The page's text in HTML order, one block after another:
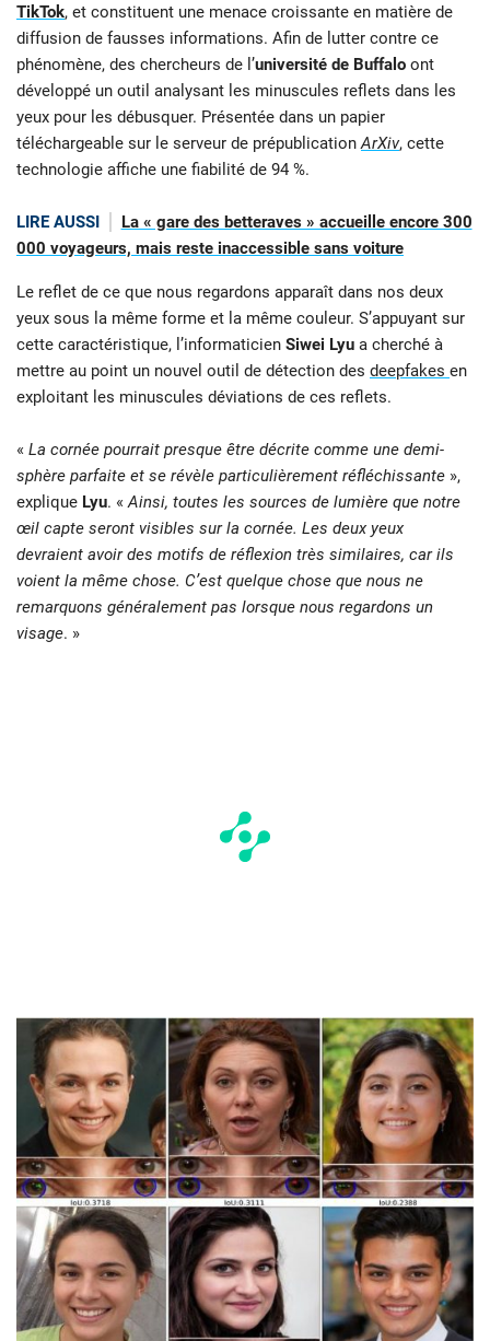
TikTok, et constituent une menace croissante en matière de
diffusion de fausses informations. Afin de lutter contre ce
phénomène, des chercheurs de l’université de Buffalo ont
développé un outil analysant les minuscules reflets dans les
yeux pour les débusquer. Présentée dans un papier
téléchargeable sur le serveur de prépublicationArXiv, cette
technologie affiche une fiabilité de 94 %.
LIRE AUSSI
La « gare des betteraves » accueille encore 300
000 voyageurs, mais reste inaccessible sans voiture
Le reflet de ce que nous regardons apparaît dans nos deux
yeux sous la même forme et la même couleur. S’appuyant sur
cette caractéristique, l’informaticien Siwei Lyu a cherché à
mettre au point un nouvel outil de détection des deepfakes en
exploitant les minuscules déviations de ces reflets.
« La cornée pourrait presque être décrite comme une demi-
sphère parfaite et se révèle particulièrement réfléchissante »,
explique Lyu. «Ainsi, toutes les sources de lumière que notre
œil capte seront visibles sur la cornée. Les deux yeux
devraient avoir des motifs de réflexion très similaires, car ils
voient la même chose. C’est quelque chose que nous ne
remarquons généralement pas lorsque nous regardons un
visage. »